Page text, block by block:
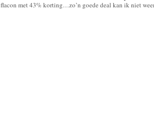
flacon met 43% korting…zo’n goede deal kan ik niet